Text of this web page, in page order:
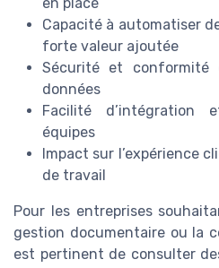
Capacité à automatiser
forte valeur ajoutée
Sécurité et conformité
données
Facilité d’intégration
équipes
Impact sur l’expérience
de travail
Pour les entreprises
gestion documentaire ou la
est pertinent de consulter